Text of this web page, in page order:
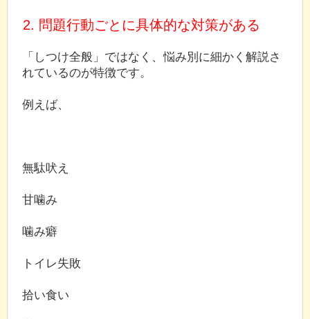
2. 問題行動ごとに具体的な対策がある
「しつけ全般」ではなく、悩み別に細かく解説さ
れているのが特徴です。
例えば、
無駄吠え
甘噛み
噛み癖
トイレ失敗
拾い食い